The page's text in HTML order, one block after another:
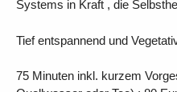
Systems in Kraft , die
Tief entspannend und
75 Minuten inkl. kurzem